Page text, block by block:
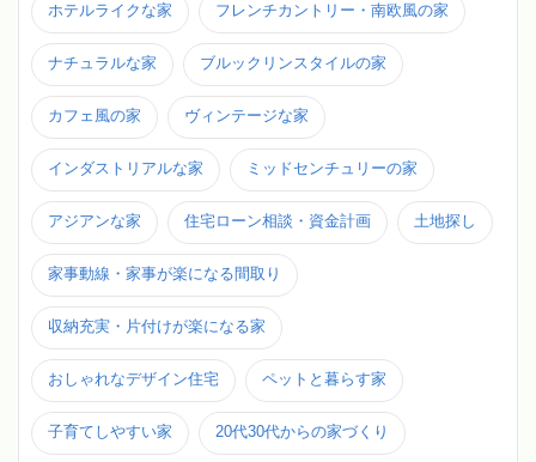
ホテルライクな家 フレンチカントリー・南欧風の家
ナチュラルな家 ブルックリンスタイルの家
カフェ風の家 ヴィンテージな家
インダストリアルな家 ミッドセンチュリーの家
アジアンな家 住宅ローン相談・資金計画 土地探し
家事動線・家事が楽になる間取り
収納充実・片付けが楽になる家
おしゃれなデザイン住宅 ペットと暮らす家
子育てしやすい家 20代30代からの家づくり